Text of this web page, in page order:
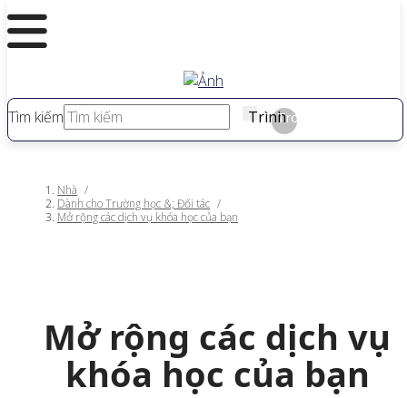
Tìm kiếm TrìnhTrong
Nhà /
Dành cho Trường học &; Đối tác /
Mở rộng các dịch vụ khóa học của bạn
Mở rộng các dịch vụ
khóa học của bạn